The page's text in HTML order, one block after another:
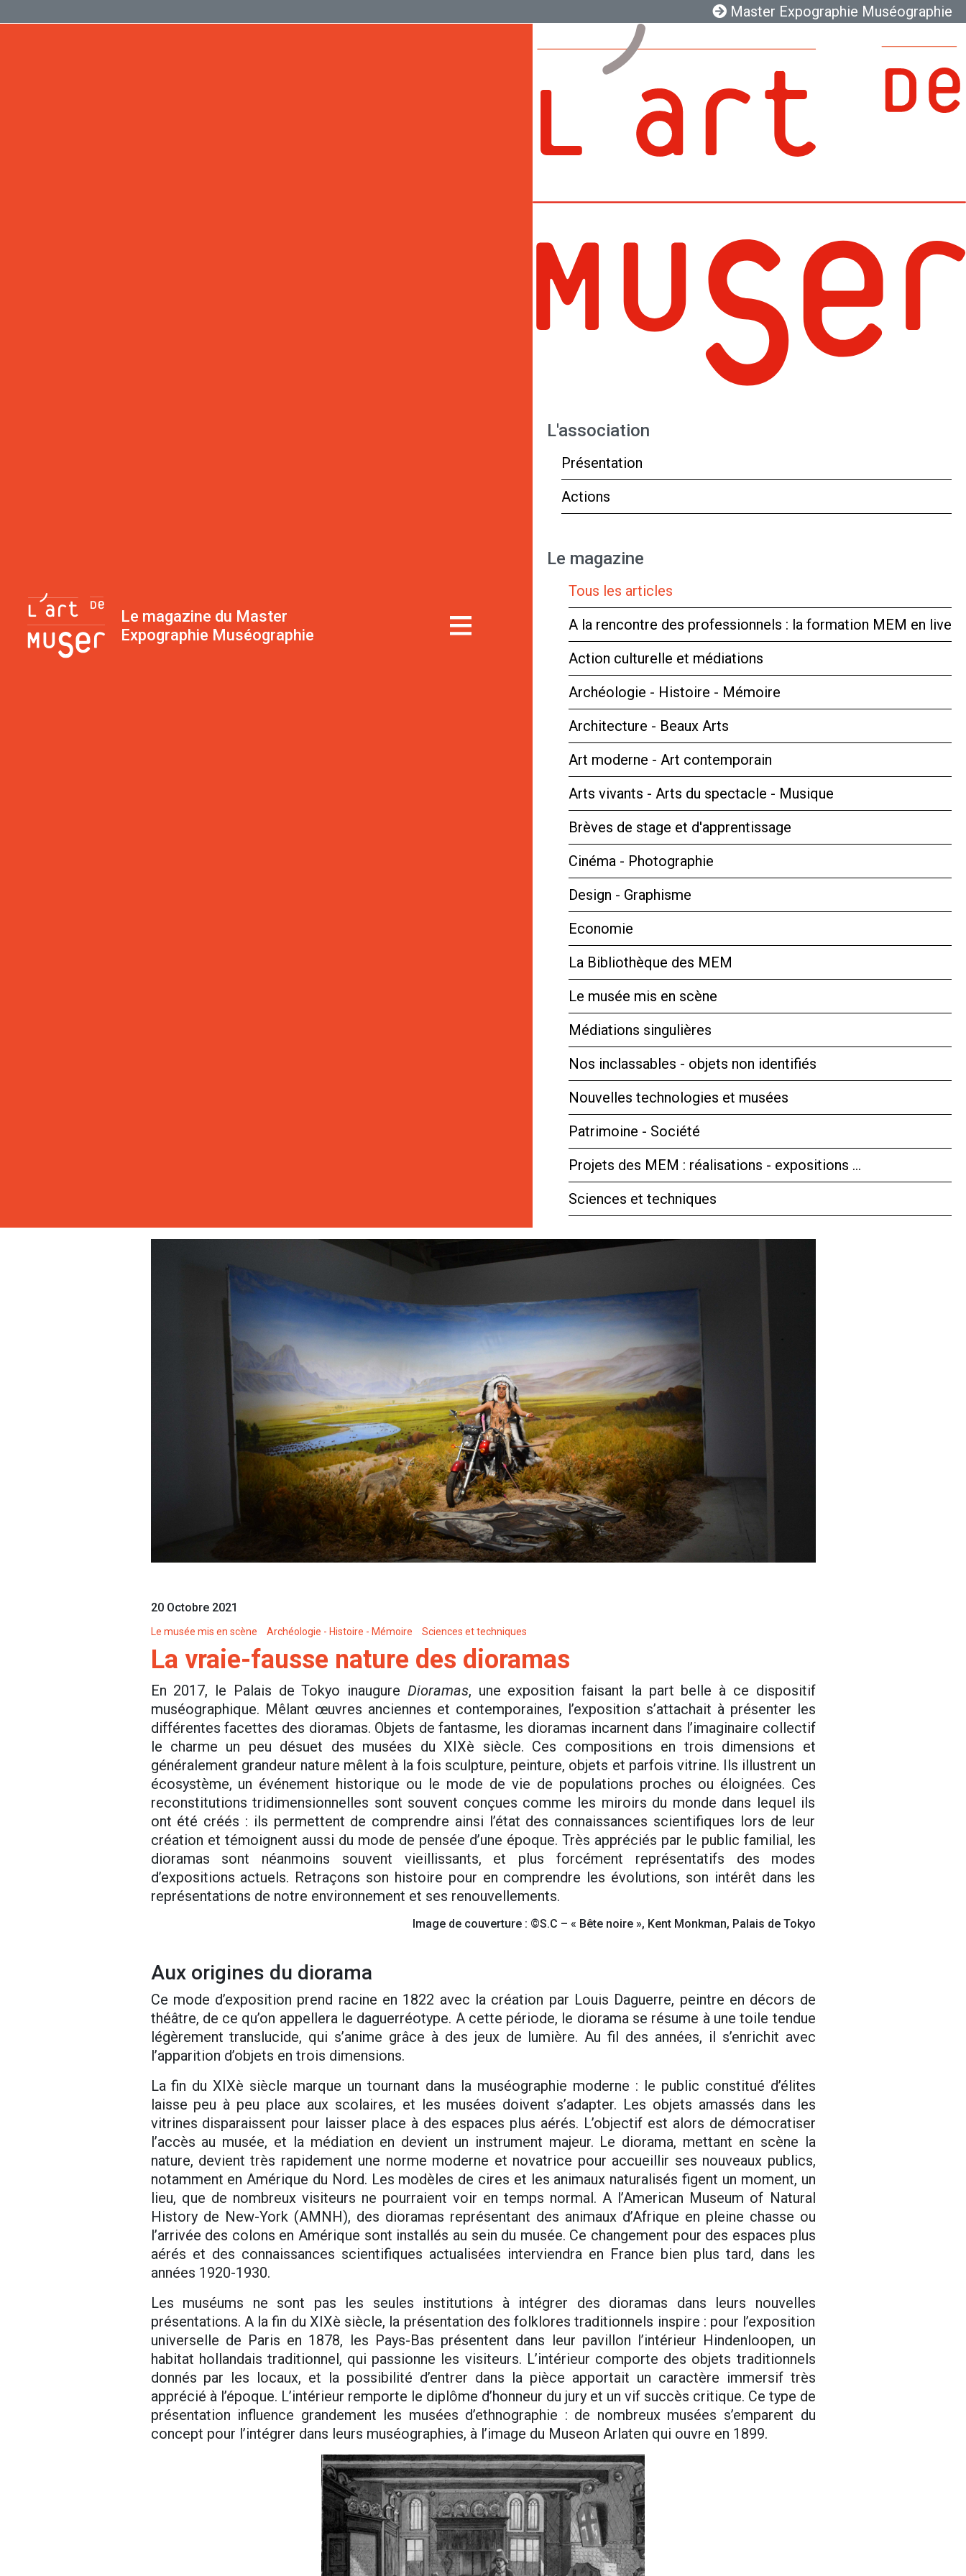
Master Expographie Muséographie
Le magazine du Master
Expographie Muséographie
L'association
Présentation
Actions
Le magazine
Tous les articles
A la rencontre des professionnels : la formation MEM en live
Action culturelle et médiations
Archéologie - Histoire - Mémoire
Architecture - Beaux Arts
Art moderne - Art contemporain
Arts vivants - Arts du spectacle - Musique
Brèves de stage et d'apprentissage
Cinéma - Photographie
Design - Graphisme
Economie
La Bibliothèque des MEM
Le musée mis en scène
Médiations singulières
Nos inclassables - objets non identifiés
Nouvelles technologies et musées
Patrimoine - Société
Projets des MEM : réalisations - expositions …
Sciences et techniques
20 Octobre 2021
Le musée mis en scène Archéologie - Histoire - Mémoire Sciences et techniques
La vraie-fausse nature des dioramas
En 2017, le Palais de Tokyo inaugure Dioramas, une exposition faisant la part belle à ce dispositif
muséographique. Mêlant œuvres anciennes et contemporaines, l’exposition s’attachait à présenter les
différentes facettes des dioramas. Objets de fantasme, les dioramas incarnent dans l’imaginaire collectif
le charme un peu désuet des musées du XIXè siècle. Ces compositions en trois dimensions et
généralement grandeur nature mêlent à la fois sculpture, peinture, objets et parfois vitrine. Ils illustrent un
écosystème, un événement historique ou le mode de vie de populations proches ou éloignées. Ces
reconstitutions tridimensionnelles sont souvent conçues comme les miroirs du monde dans lequel ils
ont été créés : ils permettent de comprendre ainsi l’état des connaissances scientifiques lors de leur
création et témoignent aussi du mode de pensée d’une époque. Très appréciés par le public familial, les
dioramas sont néanmoins souvent vieillissants, et plus forcément représentatifs des modes
d’expositions actuels. Retraçons son histoire pour en comprendre les évolutions, son intérêt dans les
représentations de notre environnement et ses renouvellements.
Image de couverture : ©S.C – « Bête noire », Kent Monkman, Palais de Tokyo
Aux origines du diorama
Ce mode d’exposition prend racine en 1822 avec la création par Louis Daguerre, peintre en décors de
théâtre, de ce qu’on appellera le daguerréotype. A cette période, le diorama se résume à une toile tendue
légèrement translucide, qui s’anime grâce à des jeux de lumière. Au fil des années, il s’enrichit avec
l’apparition d’objets en trois dimensions.
La fin du XIXè siècle marque un tournant dans la muséographie moderne : le public constitué d’élites
laisse peu à peu place aux scolaires, et les musées doivent s’adapter. Les objets amassés dans les
vitrines disparaissent pour laisser place à des espaces plus aérés. L’objectif est alors de démocratiser
l’accès au musée, et la médiation en devient un instrument majeur. Le diorama, mettant en scène la
nature, devient très rapidement une norme moderne et novatrice pour accueillir ses nouveaux publics,
notamment en Amérique du Nord. Les modèles de cires et les animaux naturalisés figent un moment, un
lieu, que de nombreux visiteurs ne pourraient voir en temps normal. A l’American Museum of Natural
History de New-York (AMNH), des dioramas représentant des animaux d’Afrique en pleine chasse ou
l’arrivée des colons en Amérique sont installés au sein du musée. Ce changement pour des espaces plus
aérés et des connaissances scientifiques actualisées interviendra en France bien plus tard, dans les
années 1920-1930.
Les muséums ne sont pas les seules institutions à intégrer des dioramas dans leurs nouvelles
présentations. A la fin du XIXè siècle, la présentation des folklores traditionnels inspire : pour l’exposition
universelle de Paris en 1878, les Pays-Bas présentent dans leur pavillon l’intérieur Hindenloopen, un
habitat hollandais traditionnel, qui passionne les visiteurs. L’intérieur comporte des objets traditionnels
donnés par les locaux, et la possibilité d’entrer dans la pièce apportait un caractère immersif très
apprécié à l’époque. L’intérieur remporte le diplôme d’honneur du jury et un vif succès critique. Ce type de
présentation influence grandement les musées d’ethnographie : de nombreux musées s’emparent du
concept pour l’intégrer dans leurs muséographies, à l’image du Museon Arlaten qui ouvre en 1899.